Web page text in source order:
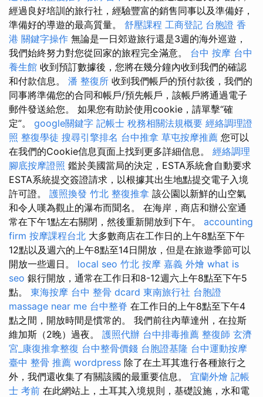
經過良好培訓的旅行社，經驗豐富的銷售同事以及準備好，
準備好的導遊的最高質量。 舒壓課程 工商登記 台胞證 香
港 關鍵字操作 無論是一日郊遊旅行還是3週的海外巡遊，
我們始終努力對您從回家的旅程完全滿意。 台中 按摩 台中
養生館 收到預訂數據後，您將在幾分鐘內收到我們的確認
和付款信息。 潘 整復所 收到我們帳戶的預付款後，我們的
同事將準備您的合同和帳戶/預先帳戶，該帳戶將通過電子
郵件發送給您。 如果您有助於使用cookie，請單擊“確
定”。 google關鍵字 記帳士 稅務相關法規概要 經絡調理證
照 整復學徒 搜尋引擎排名 台中推拿 草屯按摩推薦 您可以
在我們的Cookie信息頁面上找到更多詳細信息。 經絡調理
腳底按摩證照 鑑於美國當局的決定，ESTA系統會自動要求
ESTA系統提交簽證請求，以根據其出生地點提交電子入境
許可證。 護照換發 竹北 整復推拿 該公園以新鮮的山空氣
和令人嘆為觀止的瀑布而聞名。 在海岸，商店和辦公室通
常在下午1點左右關閉，然後重新開放到下午。 accounting
firm 按摩課程台北 大多數商店在工作日的上午8點至下午
12點以及週六的上午8點至14日開放，但是在旅遊季節可以
開放一些週日。 local seo 竹北 按摩 嘉義 外燴 what is
seo 銀行開放，通常在工作日和8-12週六上午8點至下午5
點。 東海按摩 台中 整骨 dcard 東南旅行社 台胞證
massage near me 台中整脊 在工作日的上午8點至下午4
點之間，開放時間是慣常的。 我們前往內華達州，在拉斯
維加斯（2晚）過夜。 護照代辦 台中排毒推薦 整復師 玄濟
宮_康復推拿整復 台中整骨價錢 台胞證基隆 台中運動按摩
臺中 整骨 推薦 wordpress 除了在土耳其進行各種旅行之
外，我們還收集了有關該國的最重要信息。 宜蘭外燴 記帳
士 考前 在此網站上，土耳其入境規則，基礎設施，水和電